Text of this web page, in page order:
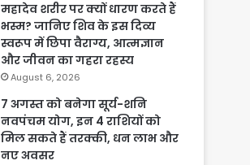
महादेव शरीर पर क्यों धारण करते हैं
भस्म? जानिए शिव के इस दिव्य
स्वरूप में छिपा वैराग्य, आत्मज्ञान
और जीवन का गहरा रहस्य
August 6, 2026
7 अगस्त को बनेगा सूर्य-शनि
नवपंचम योग, इन 4 राशियों को
मिल सकते हैं तरक्की, धन लाभ और
नए अवसर